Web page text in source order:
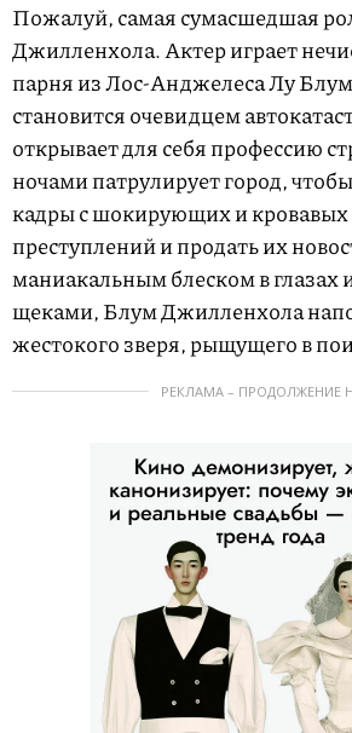
Пожалуй, самая сумасшедшая
Джилленхола. Актер играет
парня из Лос-Анджелеса Лу
становится очевидцем
открывает для себя профессию
ночами патрулирует город,
кадры с шокирующих и кровавых
преступлений и продать их
маниакальным блеском в глазах
щеками, Блум Джилленхола
жестокого зверя, рыщущего в
РЕКЛАМА – ПРОДОЛЖЕНИЕ